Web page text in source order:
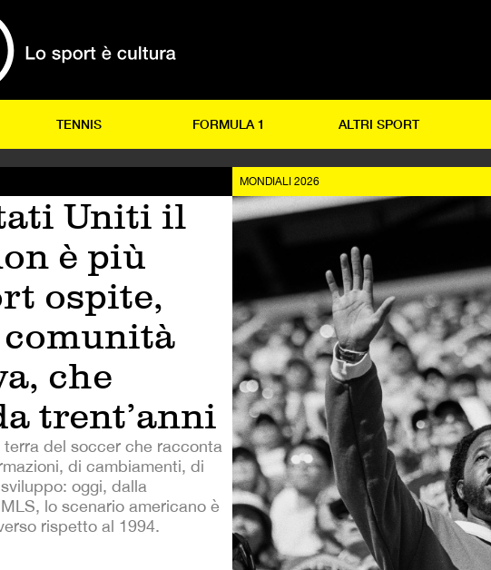
TENNIS FORMULA 1 ALTRI SPORT
Uniti il
è più
ospite,
che
trent’anni
del soccer che racconta
di cambiamenti, di
oggi, dalla
lo scenario americano è
rispetto al 1994.
MONDIALI 2026